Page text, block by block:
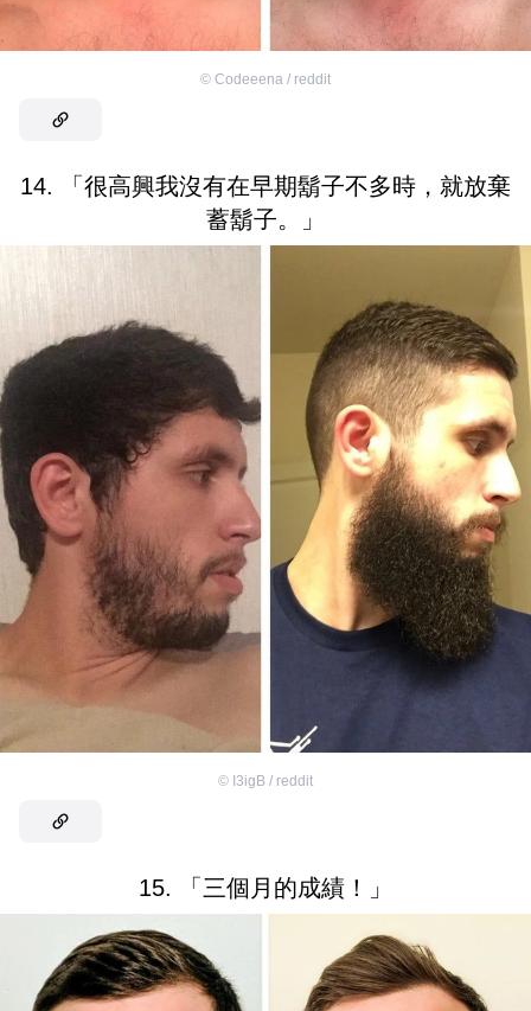
© Codeeena / reddit
14. 「很高興我沒有在早期鬍子不多時，就放棄
蓄鬍子。」
© I3igB / reddit
15. 「三個月的成績！」